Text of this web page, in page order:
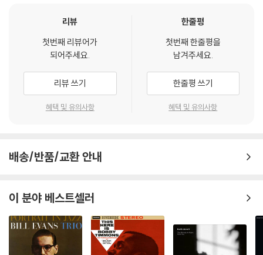
리뷰
첫번째 리뷰어가
되어주세요.
리뷰 쓰기
혜택 및 유의사항
한줄평
첫번째 한줄평을
남겨주세요.
한줄평 쓰기
혜택 및 유의사항
배송/반품/교환 안내
이 분야 베스트셀러